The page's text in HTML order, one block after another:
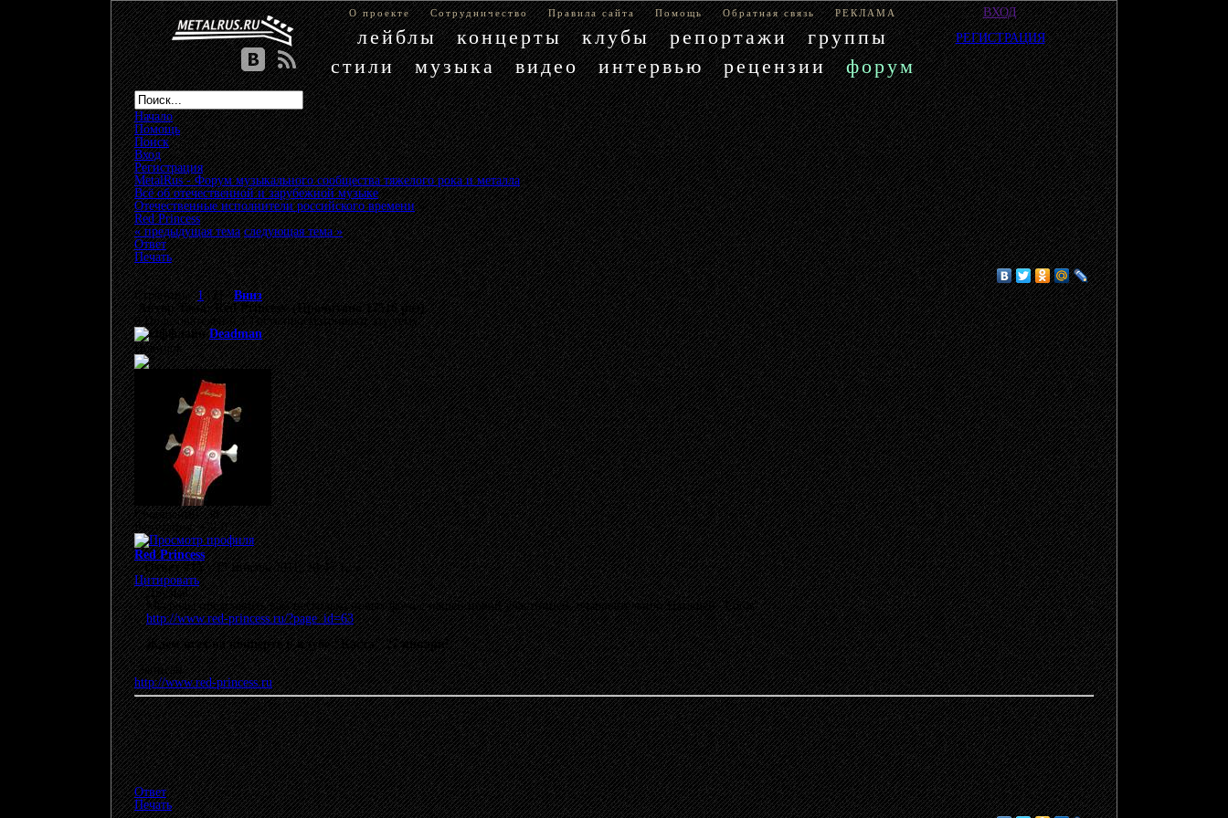
О проекте Сотрудничество Правила сайта Помощь Обратная связь РЕКЛАМА
лейблы концерты клубы репортажи
группы
стили
музыка видео интервью рецензии форум
ВХОД
РЕГИСТРАЦИЯ
Начало
Помощь
Поиск
Вход
Регистрация
MetalRus - Форум музыкального сообщества тяжелого рока и металла»
Всё об отечественной и зарубежной музыке»
Отечественные исполнители российского времени»
Red Princess
« предыдущая тема следующая тема »
Ответ
Печать
Страницы:1[2]Вниз
АвторТема: Red Princess (Прочитано 17516 раз)
0 Пользователей и 1 Гость просматривают эту тему.
Deadman
Новичок
Сообщений: 38
Репутация: +3/-0
Red Princess
«Ответ #15 :23 Январь 2011, 20:47:12 »
Цитировать
Друзья!
Мы рады представить вам несколько новых фото с нашей новой участницей, очаровательной Наташей "Lotos"
http://www.red-princess.ru/?page_id=63
Ждем всех на концерте в клубе "Каста" 27 января!
Записан
http://www.red-princess.ru
Ответ
Печать